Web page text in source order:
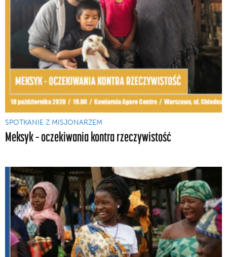
SPOTKANIE Z MISJONARZEM
Meksyk – oczekiwania kontra rzeczywistość